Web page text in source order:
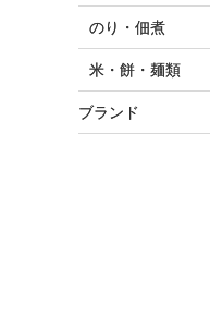
のり・佃煮
米・餅・麺類
ブランド